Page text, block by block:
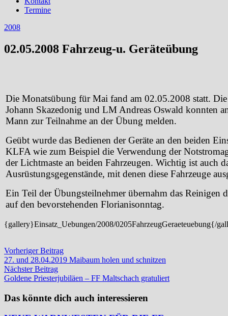
Termine
2008
02.05.2008 Fahrzeug-u. Geräteübung
Die Monatsübung für Mai fand am 02.05.2008 statt.
Johann Skazedonig und LM Andreas Oswald konnten
Mann zur Teilnahme an der Übung melden.
Geübt wurde das Bedienen der Geräte an den beiden
KLFA wie zum Beispiel die Verwendung der
der Lichtmaste an beiden Fahrzeugen. Wichtig ist auch
Ausrüstungsgegenstände, mit denen diese Fahrzeuge
Ein Teil der Übungsteilnehmer übernahm das Reinigen
auf den bevorstehenden Florianisonntag.
{gallery}Einsatz_Uebungen/2008/0205FahrzeugGeraeteuebung{/
Beitragsnavigation
Vorheriger BeitragVorheriger
Beitrag:
27. und 28.04.2019 Maibaum holen und schnitzen
Nächster BeitragNächster
Beitrag:
Goldene Priesterjubiläen – FF Maltschach gratuliert
Das könnte dich auch interessieren